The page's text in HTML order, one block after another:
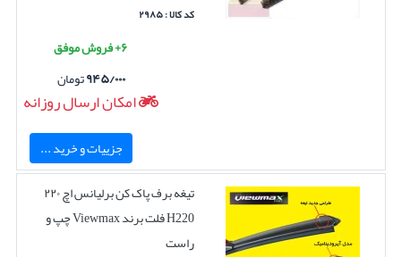
کد کالا : ۲۹۸۵
۶+ فروش موفق
۹۴۵/۰۰۰تومان
امکان ارسال روزانه
جزییات و خرید ...
تیغه برف پاک کن برلیانس اچ ۲۲۰
H220 فلت برند Viewmax چپ و
راست